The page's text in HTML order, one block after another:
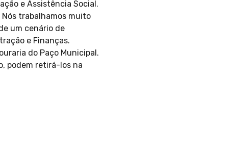
e Assistência Social.
trabalhamos muito
um cenário de
e Finanças.
do Paço Municipal.
podem retirá-los na